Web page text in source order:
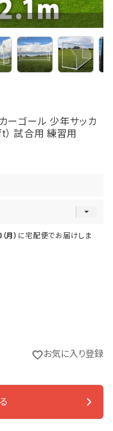
ーゴール 少年サッカ
試合用 練習用
月） に宅配便でお届けしま
お気に入り登録